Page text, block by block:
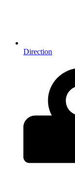
Direction